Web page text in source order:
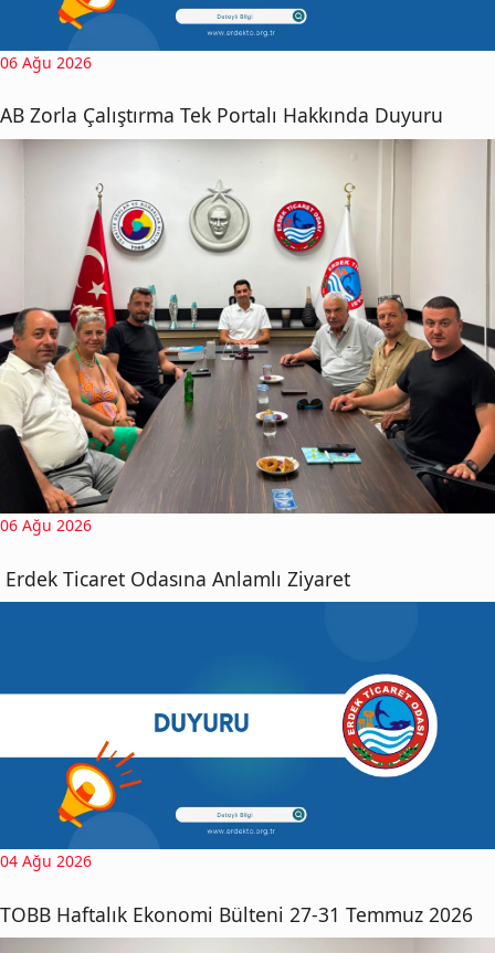
06 Ağu 2026
AB Zorla Çalıştırma Tek Portalı Hakkında Duyuru
06 Ağu 2026
Erdek Ticaret Odasına Anlamlı Ziyaret
04 Ağu 2026
TOBB Haftalık Ekonomi Bülteni 27-31 Temmuz 2026